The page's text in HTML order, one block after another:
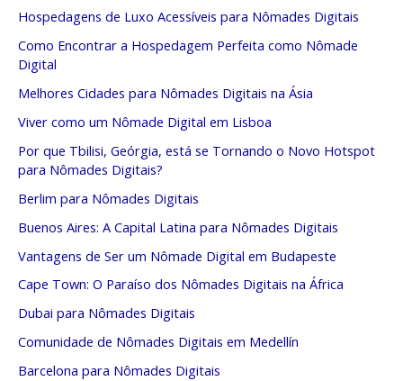
Hospedagens de Luxo Acessíveis para Nômades Digitais
Como Encontrar a Hospedagem Perfeita como Nômade
Digital
Melhores Cidades para Nômades Digitais na Ásia
Viver como um Nômade Digital em Lisboa
Por que Tbilisi, Geórgia, está se Tornando o Novo Hotspot
para Nômades Digitais?
Berlim para Nômades Digitais
Buenos Aires: A Capital Latina para Nômades Digitais
Vantagens de Ser um Nômade Digital em Budapeste
Cape Town: O Paraíso dos Nômades Digitais na África
Dubai para Nômades Digitais
Comunidade de Nômades Digitais em Medellín
Barcelona para Nômades Digitais